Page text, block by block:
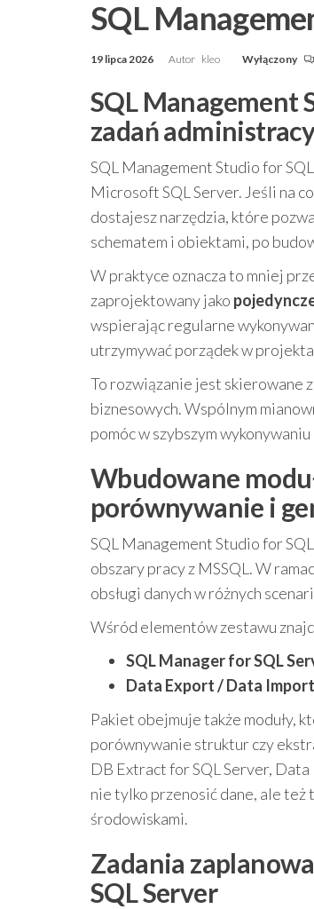
SQL
19 lipca 2026 Autor kleo Wyłączony
SQL Management
zadań
SQL Management Studio for
Microsoft SQL Server. Jeśli na
dostajesz narzędzia, które
schematem i obiektami, po
W praktyce oznacza to mniej
zaprojektowany jako
wspierając regularne
utrzymywać porządek w
To rozwiązanie jest skierowane
biznesowych. Wspólnym
pomóc w szybszym
Wbudowane
porównywanie i
SQL Management Studio for
obszary pracy z MSSQL. W
obsługi danych w różnych
Wśród elementów zestawu
SQL Manager for SQL
Data Export / Data Import
Pakiet obejmuje także moduły,
porównywanie struktur czy
DB Extract for SQL Server,
nie tylko przenosić dane, ale
środowiskami.
Zadania
SQL Server